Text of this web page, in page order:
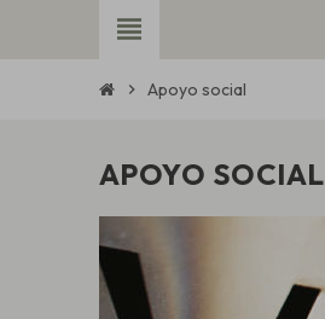
view_headline
chevron_right Apoyo social
APOYO SOCIAL